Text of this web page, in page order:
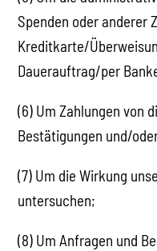
Spenden oder anderer
Kreditkarte/
Dauerauftrag/per
(6) Um Zahlungen von
Bestätigungen und/
(7) Um die Wirkung
untersuchen;
(8) Um Anfragen und